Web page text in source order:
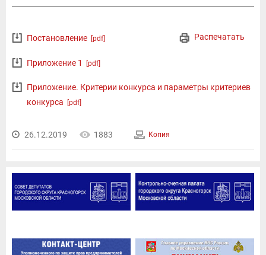
Распечатать
Постановление [pdf]
Приложение 1 [pdf]
Приложение. Критерии конкурса и параметры критериев
конкурса
[pdf]
26.12.2019 1883 Копия